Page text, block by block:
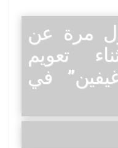
مرة عن
تعويم
في